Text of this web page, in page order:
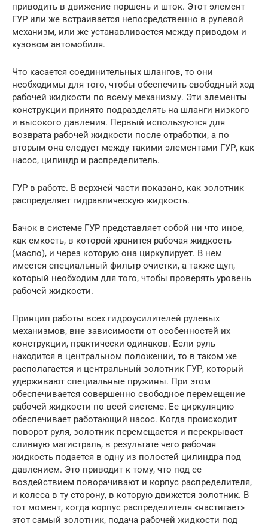
приводить в движение поршень и шток. Этот элемент
ГУР или же встраивается непосредственно в рулевой
механизм, или же устанавливается между приводом и
кузовом автомобиля.
Что касается соединительных шлангов, то они
необходимы для того, чтобы обеспечить свободный ход
рабочей жидкости по всему механизму. Эти элементы
конструкции принято подразделять на шланги низкого
и высокого давления. Первый используются для
возврата рабочей жидкости после отработки, а по
вторым она следует между такими элементами ГУР, как
насос, цилиндр и распределитель.
ГУР в работе. В верхней части показано, как золотник
распределяет гидравлическую жидкость.
Бачок в системе ГУР представляет собой ни что иное,
как емкость, в которой хранится рабочая жидкость
(масло), и через которую она циркулирует. В нем
имеется специальный фильтр очистки, а также щуп,
который необходим для того, чтобы проверять уровень
рабочей жидкости.
Принцип работы всех гидроусилителей рулевых
механизмов, вне зависимости от особенностей их
конструкции, практически одинаков. Если руль
находится в центральном положении, то в таком же
располагается и центральный золотник ГУР, который
удерживают специальные пружины. При этом
обеспечивается совершенно свободное перемещение
рабочей жидкости по всей системе. Ее циркуляцию
обеспечивает работающий насос. Когда происходит
поворот руля, золотник перемещается и перекрывает
сливную магистраль, в результате чего рабочая
жидкость подается в одну из полостей цилиндра под
давлением. Это приводит к тому, что под ее
воздействием поворачивают и корпус распределителя,
и колеса в ту сторону, в которую движется золотник. В
тот момент, когда корпус распределителя «настигает»
этот самый золотник, подача рабочей жидкости под